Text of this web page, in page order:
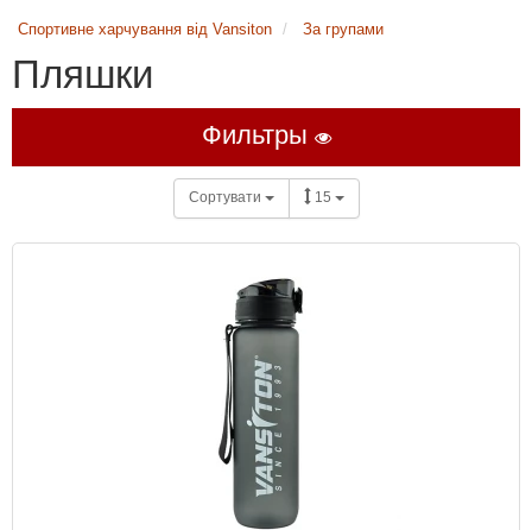
Спортивне харчування від Vansiton За групами
Пляшки
Фильтры
Сортувати 15